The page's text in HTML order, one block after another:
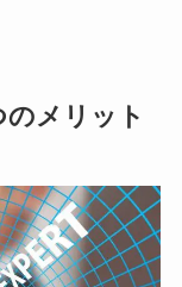
メリット